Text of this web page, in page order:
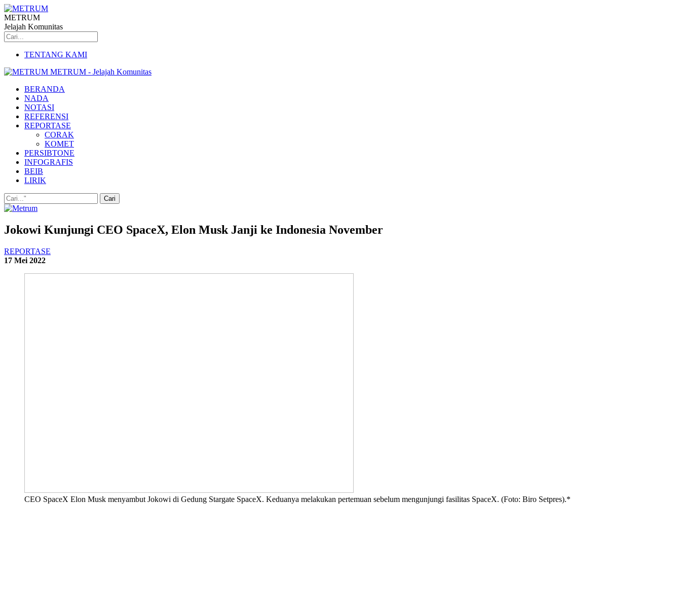
METRUM
Jelajah Komunitas
TENTANG KAMI
METRUM - Jelajah Komunitas
BERANDA
NADA
NOTASI
REFERENSI
REPORTASE
CORAK
KOMET
PERSIBTONE
INFOGRAFIS
BEIB
LIRIK
Jokowi Kunjungi CEO SpaceX, Elon Musk Janji ke Indonesia November
REPORTASE
17 Mei 2022
CEO SpaceX Elon Musk menyambut Jokowi di Gedung Stargate SpaceX. Keduanya melakukan pertemuan sebelum mengunjungi fasilitas SpaceX. (Foto: Biro Setpres).*